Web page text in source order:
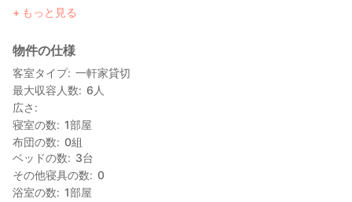
り、無料wi-fiもご利用になれます。
本所吾妻橋駅 / 徒歩5分
【アクセス】
浅草雷門 / 徒歩7分・電車で1分
成田空港・羽田空港 / 電車の乗り換えなし
スーパー / 徒歩10分
観光地として有名なスカイツリーはもちろん、
周辺にはレストランやコンビニもあり
もっと見る
物件の仕様
客室タイプ 一軒家貸切
最大収容人数
6 人
広さ
寝室の数
1部屋
布団の数
0組
ベッドの数
3台
その他寝具の数
0
浴室の数
1部屋